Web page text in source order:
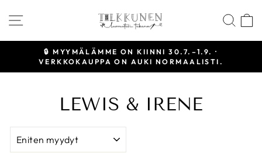
sisältöönSIVUSTON NAVIGOINTI HAE
Keskeytä
🔒 MYYMÄLÄMME ON KIINNI 30.7.–1.9. ·
VERKKOKAUPPA ON AUKI NORMAALISTI.
LEWIS & IRENE